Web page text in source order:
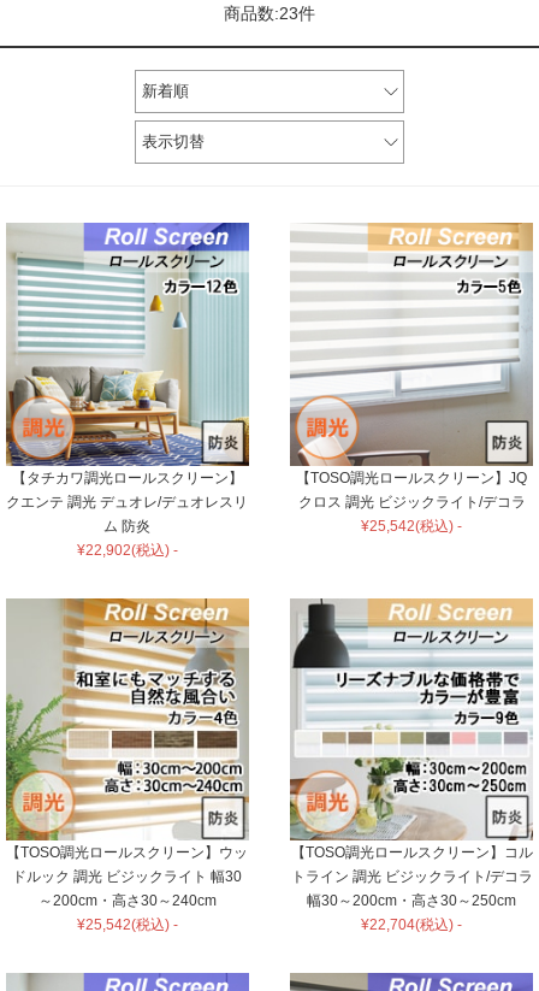
商品数:23件
新着順
表示切替
【タチカワ調光ロールスクリーン】
クエンテ 調光 デュオレ/デュオレスリ
ム 防炎
¥22,902(税込) -
【TOSO調光ロールスクリーン】JQ
クロス 調光 ビジックライト/デコラ
¥25,542(税込) -
【TOSO調光ロールスクリーン】ウッ
ドルック 調光 ビジックライト 幅30
～200cm・高さ30～240cm
¥25,542(税込) -
【TOSO調光ロールスクリーン】コル
トライン 調光 ビジックライト/デコラ
幅30～200cm・高さ30～250cm
¥22,704(税込) -